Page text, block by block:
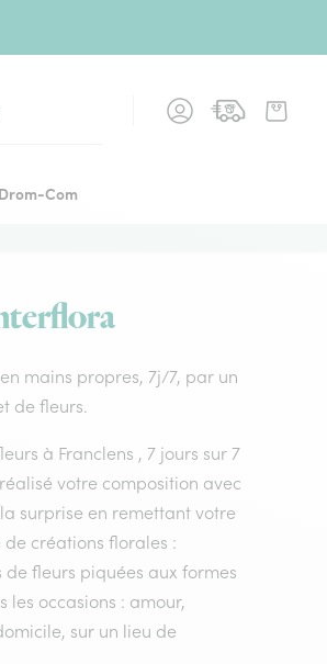
Com
mains propres, 7j/7, par un
de fleurs.
à Franclens , 7 jours sur 7
votre composition avec
surprise en remettant votre
créations florales :
fleurs piquées aux formes
les occasions : amour,
sur un lieu de